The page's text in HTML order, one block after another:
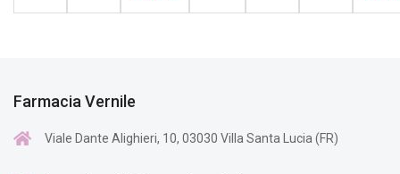
Farmacia Vernile
Viale Dante Alighieri, 10, 03030 Villa Santa Lucia (FR)